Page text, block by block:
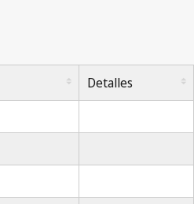
Detalles